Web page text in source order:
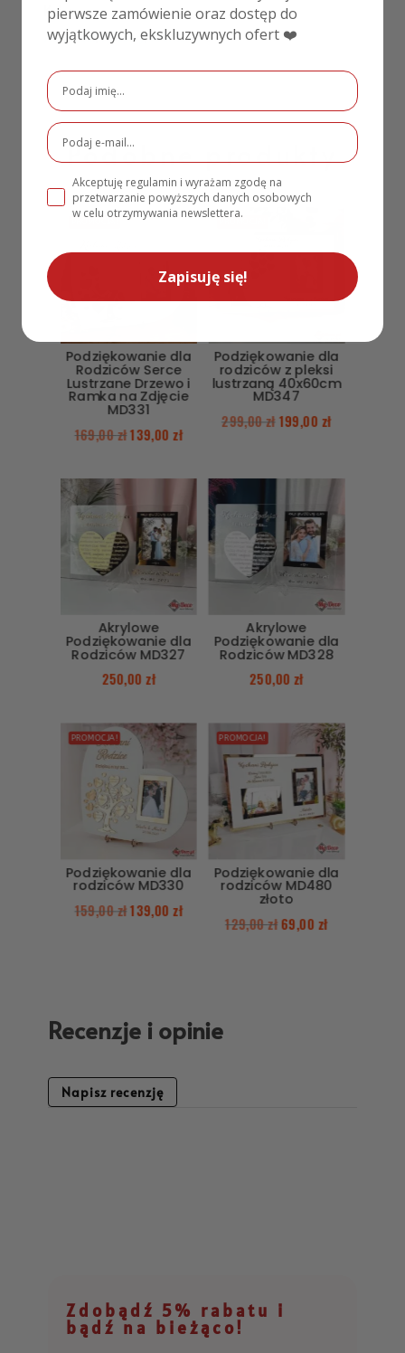
Kolor
Niebieski,Różowy,Kremowy
Podobne produkty
Podziękowanie dla
Rodziców Serce
Lustrzane Drzewo i
Ramka na Zdjęcie
MD331
169,00zł139,00 zł
Podziękowanie dla
rodziców z pleksi
lustrzaną 40x60cm
MD347
299,00zł 199,00 zł
Akrylowe
Podziękowanie dla
Rodziców MD327
250,00zł
Akrylowe
Podziękowanie dla
Rodziców MD328
250,00 zł
PROMOCJA!
Podziękowanie dla
rodziców MD330
159,00zł139,00 zł
PROMOCJA!
Podziękowanie dla
rodziców MD480
złoto
129,00zł69,00 zł
Recenzje i opinie
Napisz recenzję
Zdobądź 5% rabatu i
bądź na bieżąco!
pierwsze zamówienie oraz dostęp do
wyjątkowych, ekskluzywnych ofert ❤️
Akceptuję regulamin i wyrażam zgodę na
przetwarzanie powyższych danych osobowych
w celu otrzymywania newslettera.
Zapisuję się!